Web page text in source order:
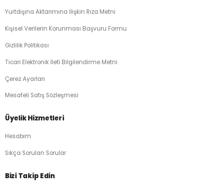
Yurtdışına Aktarımına İlişkin Rıza Metni
Kişisel Verilerin Korunması Başvuru Formu
Gizlilik Politikası
Ticari Elektronik İleti Bilgilendirme Metni
Çerez Ayarları
Mesafeli Satış Sözleşmesi
Üyelik Hizmetleri
Hesabım
Sıkça Sorulan Sorular
Bizi Takip Edin